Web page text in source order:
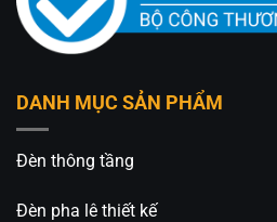
DANH MỤC SẢN PHẨM
Đèn thông tầng
Đèn pha lê thiết kế